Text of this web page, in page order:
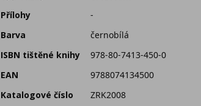
Přílohy
-
Barva
černobílá
ISBN tištěné knihy
978-80-7413-450-0
EAN
9788074134500
Katalogové číslo
ZRK2008